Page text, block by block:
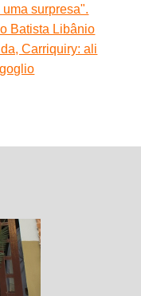
surpresa".
Batista Libânio
Carriquiry: ali